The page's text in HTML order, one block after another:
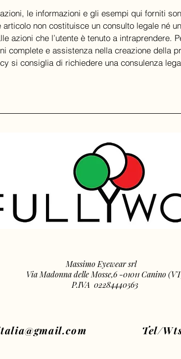
le informazioni e gli esempi qui forniti
articolo non costituisce un consulto legale né
azioni che l’utente è tenuto a intraprendere.
complete e assistenza nella creazione della
si consiglia di richiedere una consulenza
Massimo Eyewear srl
Via Madonna delle Mosse,6 -01011 Canino
P.IVA 02284440563
Tel/